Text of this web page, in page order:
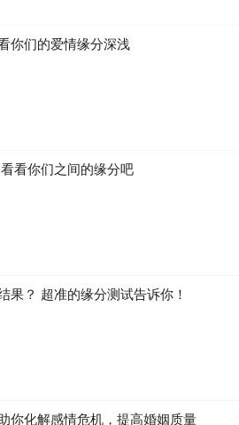
你们的爱情缘分深浅
看你们之间的缘分吧
果？ 超准的缘分测试告诉你！
你化解感情危机，提高婚姻质量